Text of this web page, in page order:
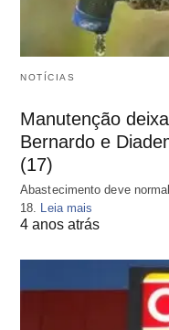
NOTÍCIAS
Manutenção
Bernardo e
(17)
Abastecimento deve
18. Leia mais
4 anos atrás